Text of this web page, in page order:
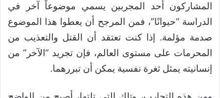
المشاركون أحد المجربين يسمي موضوعاً آخر في
الدراسة “حيوانًا”، فمن المرجح أن يعطوا هذا الموضوع
صدمة مؤلمة. إذا كنت تعتقد أن القتل والتعذيب من
المحرمات على مستوى العالم، فإن تجريد “الآخر” من
إنسانيته يمثل ثغرة نفسية يمكن أن تبررهما.